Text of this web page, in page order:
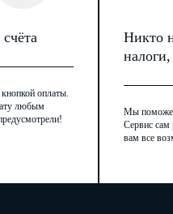
кнопкой оплаты.
любым
Никто
Мы
Сервис сам
вам все